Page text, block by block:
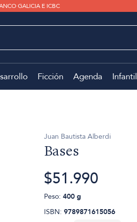
GALICIA E ICBC
Ficción Agenda Infantil
Juan Bautista Alberdi
Bases
$51.990
Peso: 400 g
ISBN: 9789871615056